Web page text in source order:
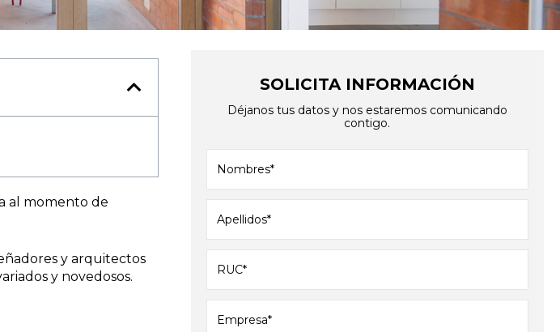
al momento de
y arquitectos
y novedosos.
SOLICITA INFORMACIÓN
Déjanos tus datos y nos estaremos comunicando
contigo.